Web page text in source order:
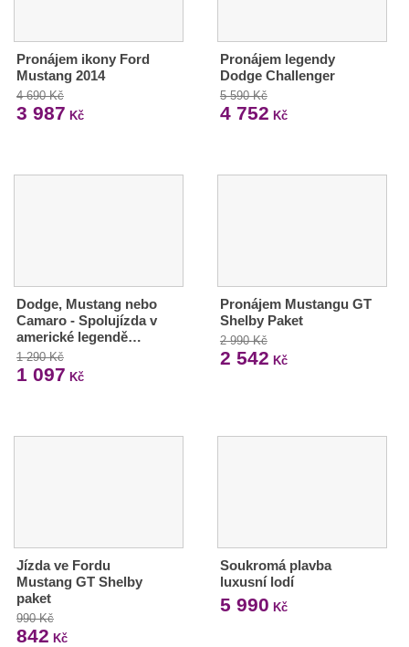
Pronájem ikony Ford
Mustang 2014
4 690 Kč
3 987 Kč
Pronájem legendy
Dodge Challenger
5 590 Kč
4 752 Kč
Dodge, Mustang nebo
Camaro - Spolujízda v
americké legendě…
1 290 Kč
1 097 Kč
Pronájem Mustangu GT
Shelby Paket
2 990 Kč
2 542 Kč
Jízda ve Fordu
Mustang GT Shelby
paket
990 Kč
842 Kč
Soukromá plavba
luxusní lodí
5 990 Kč